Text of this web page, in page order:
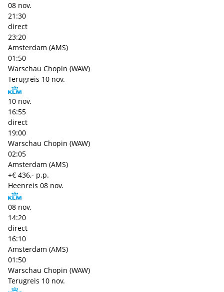
08 nov.
21:30
direct
23:20
Amsterdam (AMS)
01:50
Warschau Chopin (WAW)
Terugreis 10 nov.
10 nov.
16:55
direct
19:00
Warschau Chopin (WAW)
02:05
Amsterdam (AMS)
+€ 436,- p.p.
Heenreis 08 nov.
08 nov.
14:20
direct
16:10
Amsterdam (AMS)
01:50
Warschau Chopin (WAW)
Terugreis 10 nov.